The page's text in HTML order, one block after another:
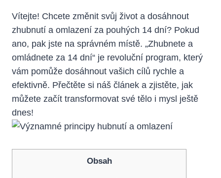
Vítejte! Chcete změnit svůj život ​a dosáhnout
zhubnutí a omlazení za pouhých 14 dní? Pokud
ano, pak ‍jste na správném místě. „Zhubnete a
omládnete za 14​ dní“ je‍ revoluční program, ⁤který
vám pomůže dosáhnout vašich cílů rychle a
efektivně. Přečtěte si náš⁢ článek a ⁣zjistěte, jak
‍můžete začít transformovat své tělo i mysl ještě
dnes!
Obsah